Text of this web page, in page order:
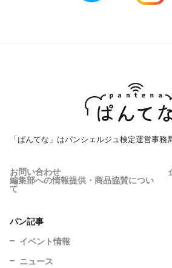
「ぱんてな」はパンシェルジュ検定運営事務
お問い合わせ
編集部への情報提供・商品協賛につい
て
パン記事
イベント情報
ニュース